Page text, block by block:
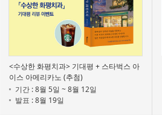
<수상한 화평치과> 기대평 + 스타벅스 아
이스 아메리카노 (추첨)
기간 : 8월 5일 ~ 8월 12일
발표 : 8월 19일